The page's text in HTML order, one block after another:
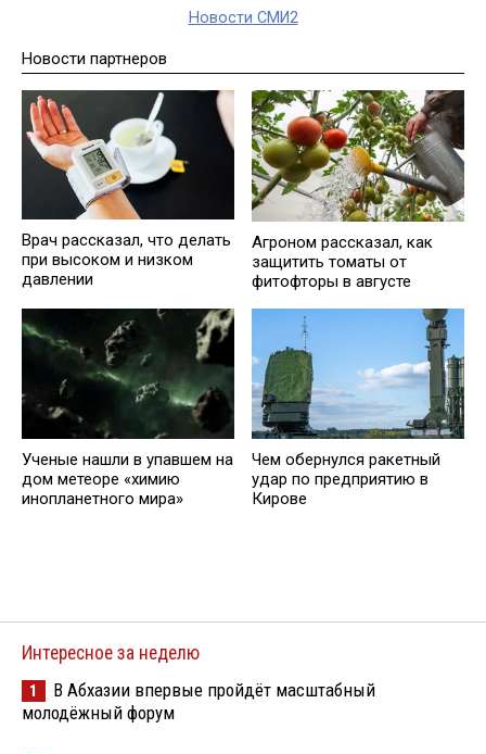
Новости СМИ2
Новости партнеров
Врач рассказал, что делать
при высоком и низком
давлении
Агроном рассказал, как
защитить томаты от
фитофторы в августе
Ученые нашли в упавшем на
дом метеоре «химию
инопланетного мира»
Чем обернулся ракетный
удар по предприятию в
Кирове
Интересное за неделю
1
В Абхазии впервые пройдёт масштабный
молодёжный форум